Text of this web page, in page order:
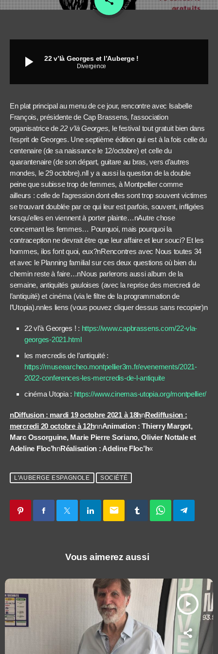
play_arrow 22 v’là Georges et l’Auberge !
Divergence
En plat principal au menu de ce jour, rencontre avec Isabelle
François, présidente de Cap Brassens, l’association
organisatrice de22 v’là Georges, le festival tout gratuit bien dans
l’esprit de Georges. Une septième édition qui est à la fois celle du
centenaire (de sa naissance le 12/octobre) et celle du
quarantenaire (de son départ, guitare au bras, vers d’autres
mondes, le 29 octobre).nIl y a aussi la question de la double
peine que subisse trop de femmes, à Montpellier comme
ailleurs : celle de l’agression dont elles sont trop souvent victimes
se trouvant doublée par ce qui leur est parfois, souvent, infligées
lorsqu’elles en viennent à porter plainte…nAutre chose
concernant les femmes… Pourquoi, mais pourquoi la
contraception ne devrait être que leur affaire et leur souci? Et les
hommes, ilos font quoi, eux?nRencontres avec Nous toutes 34
et avec le Planning familial sur ces deux questions où bien du
chemin reste à faire…nNous parlerons aussi album de la
semaine, antiquités gauloises (avec la reprise des mercredi de
l’antiquité) et cinéma (via le filtre de la programmation de
l’Utopia).nnles liens (vous pouvez cliquer dessus sans recopier)n
22 vl’à Georges ! : https://www.capbrassens.com/22-vla-
georges-2021.html
les mercredis de l’antiquité :
https://museearcheo.montpellier3m.fr/evenements/2021-
2022-conferences-les-mercredis-de-l-antiquite
cinéma Utopia : https://www.cinemas-utopia.org/montpellier/
nDiffusion : mardi 19 octobre 2021 à 18hnRediffusion :
mercredi 20 octobre à 12hnnAnimation : Thierry Margot,
Marc Ossorguine, Marie Pierre Soriano, Olivier Nottale et
Adeline Floc’hnRéalisation : Adeline Floc’h«
L'AUBERGE ESPAGNOLE SOCIÉTÉ
email
Vous aimerez aussi
play_arrow